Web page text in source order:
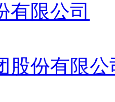
有限公司
股份有限公